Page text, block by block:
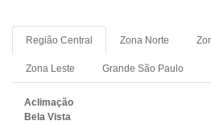
Região Central Zona Norte
Zona Leste Grande São Paulo
Aclimação
Bela Vista